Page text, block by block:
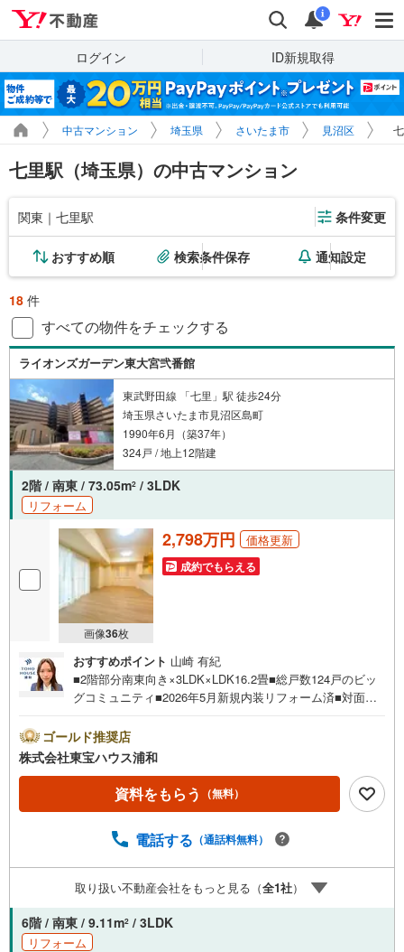
検索 通知
i
ログイン ID新規取得
中古マンション 埼玉県 さいたま市 見沼区
七里駅（埼玉県）の中古マンション
関東｜七里駅 条件変更
おすすめ順 検索条件保存 通知設定
18 件
すべての物件をチェックする
ライオンズガーデン東大宮弐番館
東武野田線 「七里」駅 徒歩24分
埼玉県さいたま市見沼区島町
1990年6月（築37年）
324戸 / 地上12階建
2階 / 南東 / 73.05m2 / 3LDK
リフォーム
画像36枚
2,798万円 価格更新
成約でもらえる
おすすめポイント 山崎 有紀
■2階部分南東向き×3LDK×LDK16.2畳■総戸数124戸のビッ
グコミュニティ■2026年5月新規内装リフォーム済■対面キ
スまで徒歩3分■セブンイレブンまで徒歩2分営業時間:7:00
～22:00（年中無休）こちらの時間帯はお電話でのお問い合
わせがスムーズにご案内できますぜひお気軽にご連絡下さ
い！東宝ハウスライフソリューションズグループ 東宝ハ
ウス浦和 特別提携金利〔一例〕東宝ハウス浦和の住宅ロ
の最大適用《0.89％》と某信用金庫金利1.275％の比較借入
USE CLUBで生涯の安心をお届け◇東宝ハウスのライフパ
ートナーが直接ご対応ライフプランニング、かけつけサポ
ート、Club O…
ゴールド推奨店
株式会社東宝ハウス浦和
資料をもらう （無料）
電話する （通話料無料）
取り扱い不動産会社をもっと見る（全1社）
6階 / 南東 / 9.11m2 / 3LDK
リフォーム